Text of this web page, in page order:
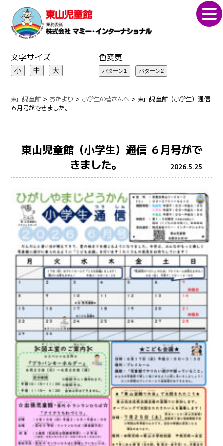
文字サイズ
小 中 大
色変更
東山児童館 > おたより >小学生の皆さんへ > 東山児童館（小学生）通信
６月号ができました。
東山児童館（小学生）通信 ６月号がで
きました。
2026.5.25